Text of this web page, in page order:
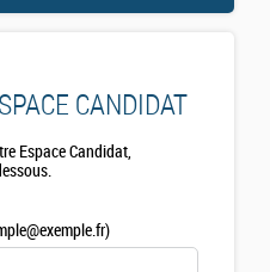
CANDIDAT
Espace Candidat,